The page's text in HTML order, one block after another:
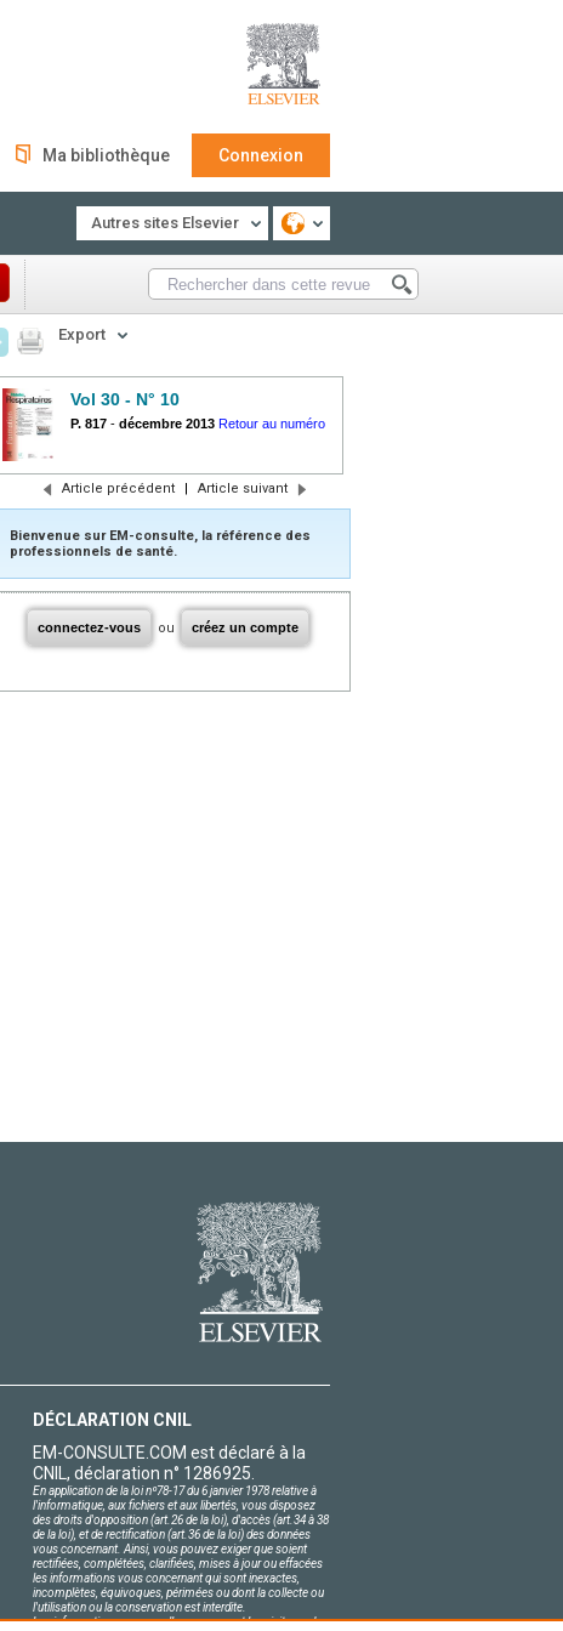
Ma bibliothèque Connexion
Autres sites Elsevier
Export
Vol 30 - N° 10
P. 817 - décembre 2013 Retour au numéro
Article précédent | Article suivant
Bienvenue sur EM-consulte, la référence des
professionnels de santé.
connectez-vous ou créez un compte
DÉCLARATION CNIL
EM-CONSULTE.COM est déclaré à la
CNIL, déclaration n° 1286925.
En application de la loi nº78-17 du 6 janvier 1978 relative à
l'informatique, aux fichiers et aux libertés, vous disposez
des droits d'opposition (art.26 de la loi), d'accès (art.34 à 38
de la loi), et de rectification (art.36 de la loi) des données
vous concernant. Ainsi, vous pouvez exiger que soient
rectifiées, complétées, clarifiées, mises à jour ou effacées
les informations vous concernant qui sont inexactes,
incomplètes, équivoques, périmées ou dont la collecte ou
l'utilisation ou la conservation est interdite.
Les informations personnelles concernant les visiteurs de